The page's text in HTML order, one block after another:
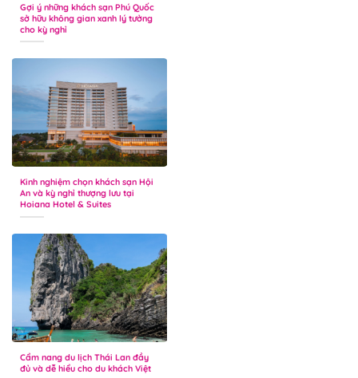
Gợi ý những khách sạn Phú Quốc
sở hữu không gian xanh lý tưởng
cho kỳ nghỉ
Kinh nghiệm chọn khách sạn Hội
An và kỳ nghỉ thượng lưu tại
Hoiana Hotel & Suites
Cẩm nang du lịch Thái Lan đầy
đủ và dễ hiểu cho du khách Việt